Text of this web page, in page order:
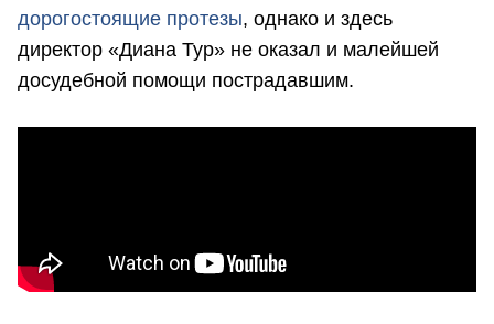
дорогостоящие протезы, однако и здесь
директор «Диана Тур» не оказал и малейшей
досудебной помощи пострадавшим.